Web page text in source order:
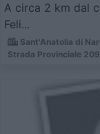
A circa 2 km dal
Feli...
Sant'Anatolia di
Strada Provinciale 209